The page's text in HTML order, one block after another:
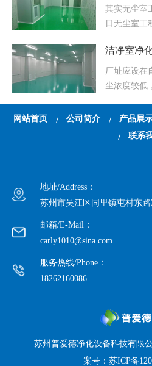
手……
其实无尘室
日无尘室工
初效过滤器
送风单元
洁净室净
厂址应设在
尘浓度较低
量散发粉
的区域，如
网站首页 / 公司简介 / 产品展
/ 联系
地址/Address：
苏州市吴江区同里镇屯村东路
邮箱/E-Mail：
carly1010@sina.com
服务热线/Phone：
18262160086
苏州普爱德净化设备科技有限
案号： 苏ICP备